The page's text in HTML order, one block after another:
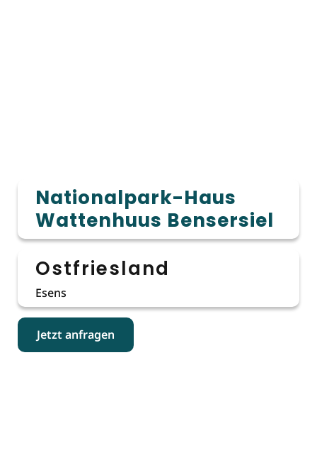
Nationalpark-Haus
Wattenhuus Bensersiel
Ostfriesland
Esens
Jetzt anfragen